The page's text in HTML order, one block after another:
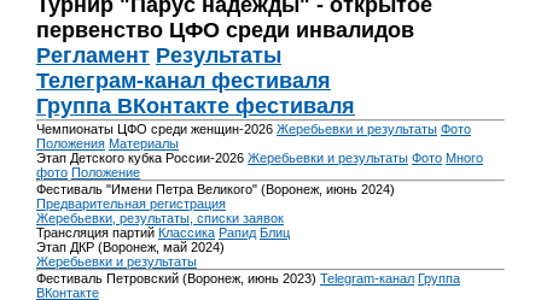
Турнир "Парус надежды" - открытое
первенство ЦФО среди инвалидов
Регламент Результаты
Телеграм-канал фестиваля
Группа ВКонтакте фестиваля
Чемпионаты ЦФО среди женщин-2026 Жеребьевки и результаты Фото
Положения Материалы
Этап Детского кубка России-2026 Жеребьевки и результаты Фото Много
фото Положение
Фестиваль "Имени Петра Великого" (Воронеж, июнь 2024)
Предварительная регистрация
Жеребьевки, результаты, списки заявок
Трансляция партий Классика Рапид Блиц
Этап ДКР (Воронеж, май 2024)
Жеребьевки и результаты
Фестиваль Петровский (Воронеж, июнь 2023) Telegram-канал Группа
ВКонтакте